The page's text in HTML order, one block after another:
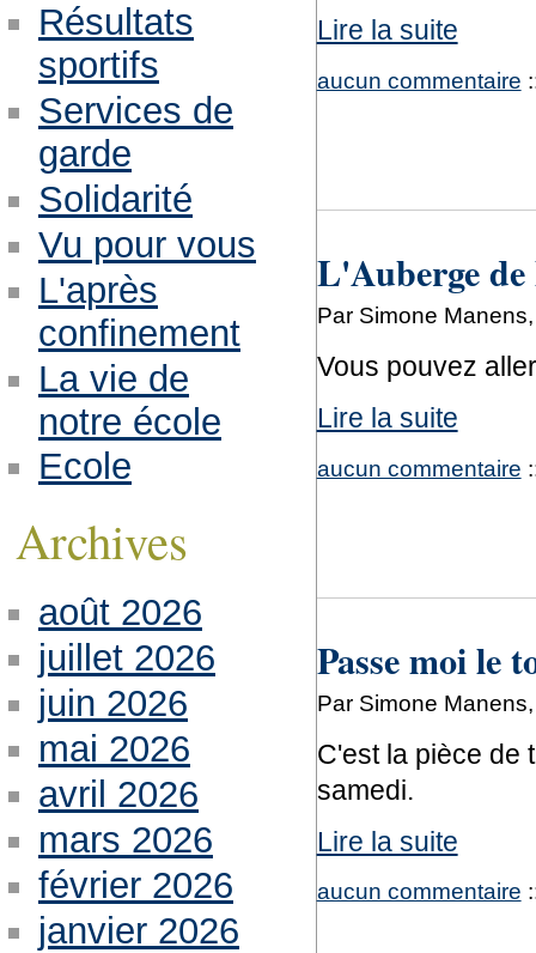
Lire la suite
aucun commentaire
L'Auberge
Par Simone
Vous pouvez
Lire la suite
aucun commentaire
Passe moi le
Par Simone
C'est la pièce de
samedi.
Lire la suite
aucun commentaire
Résultats
sportifs
Services de
garde
Solidarité
Vu pour vous
L'après
confinement
La vie de
notre école
Ecole
Archives
août 2026
juillet 2026
juin 2026
mai 2026
avril 2026
mars 2026
février 2026
janvier 2026